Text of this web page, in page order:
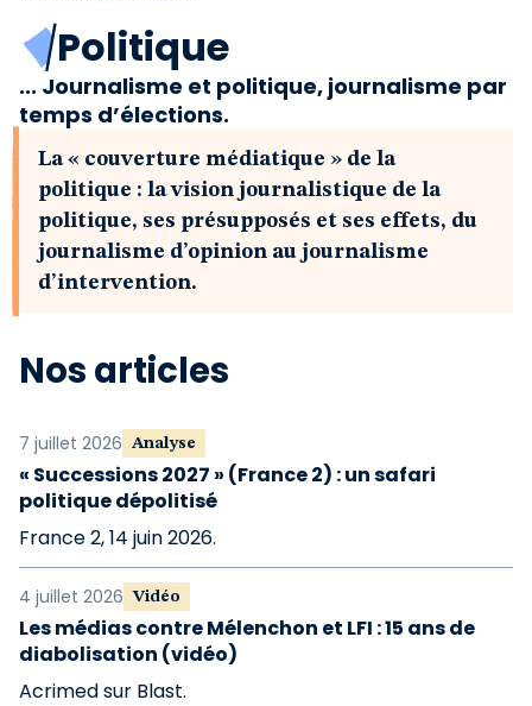
Notre revue
Boutique
Politique
... Journalisme et politique, journalisme par
temps d’élections.
La « couverture médiatique » de la
politique : la vision journalistique de la
politique, ses présupposés et ses effets, du
journalisme d’opinion au journalisme
d’intervention.
Nos articles
7 juillet 2026 Analyse
« Successions 2027 » (France 2) : un safari
politique dépolitisé
France 2, 14 juin 2026.
4 juillet 2026 Vidéo
Les médias contre Mélenchon et LFI : 15 ans de
diabolisation (vidéo)
Acrimed sur Blast.